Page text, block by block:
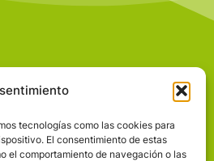
tecnologías como las cookies para
El consentimiento de estas
el comportamiento de navegación o las